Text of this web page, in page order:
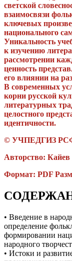
светской
взаимосвязи
ключевых
национального
Уникальность
к изучению
рассмотрении
ценность
его влиянии на
В современных
корни русской
литературных
целостного
идентичности.
© УЧПЕДГИЗ
Авторство:
Формат: PDF
• Введение в
определение
формировании
народного
• Истоки и